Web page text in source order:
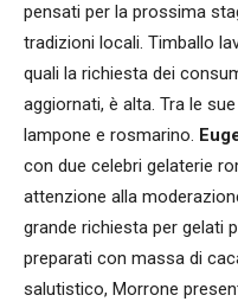
pensati per la prossima
tradizioni locali. Timballo
quali la richiesta dei
aggiornati, è alta. Tra le
lampone e rosmarino.
con due celebri gelaterie
attenzione alla
grande richiesta per gelati
preparati con massa di
salutistico, Morrone